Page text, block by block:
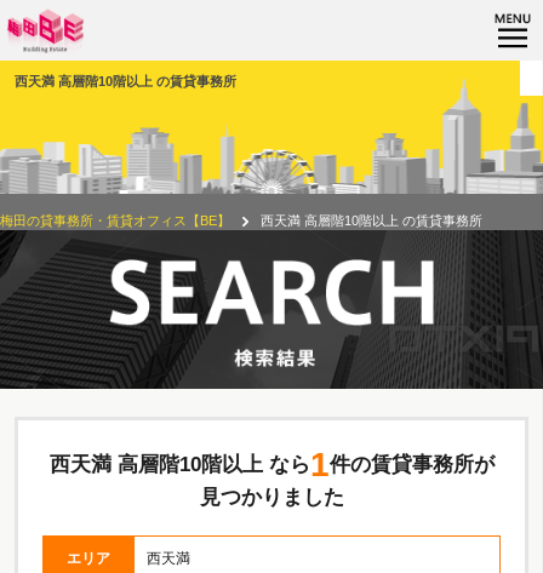
西天満 高層階10階以上 の賃貸事務所
梅田の貸事務所・賃貸オフィス【BE】 西天満 高層階10階以上 の賃貸事務所
西天満 高層階10階以上 なら1件の賃貸事務所が
見つかりました
エリア 西天満